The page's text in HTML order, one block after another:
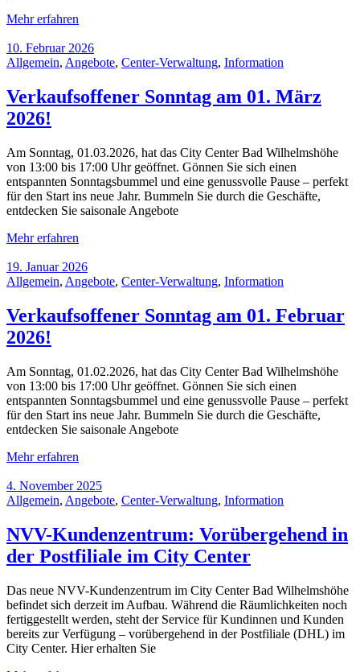
Mehr erfahren
10. Februar 2026
Allgemein, Angebote, Center-Verwaltung, Information
Verkaufsoffener Sonntag am 01. März
2026!
Am Sonntag, 01.03.2026, hat das City Center Bad Wilhelmshöhe
von 13:00 bis 17:00 Uhr geöffnet. Gönnen Sie sich einen
entspannten Sonntagsbummel und eine genussvolle Pause – perfekt
für den Start ins neue Jahr. Bummeln Sie durch die Geschäfte,
entdecken Sie saisonale Angebote
Mehr erfahren
19. Januar 2026
Allgemein, Angebote, Center-Verwaltung, Information
Verkaufsoffener Sonntag am 01. Februar
2026!
Am Sonntag, 01.02.2026, hat das City Center Bad Wilhelmshöhe
von 13:00 bis 17:00 Uhr geöffnet. Gönnen Sie sich einen
entspannten Sonntagsbummel und eine genussvolle Pause – perfekt
für den Start ins neue Jahr. Bummeln Sie durch die Geschäfte,
entdecken Sie saisonale Angebote
Mehr erfahren
4. November 2025
Allgemein, Angebote, Center-Verwaltung, Information
NVV-Kundenzentrum: Vorübergehend in
der Postfiliale im City Center
Das neue NVV-Kundenzentrum im City Center Bad Wilhelmshöhe
befindet sich derzeit im Aufbau. Während die Räumlichkeiten noch
fertiggestellt werden, steht der Service für Kundinnen und Kunden
bereits zur Verfügung – vorübergehend in der Postfiliale (DHL) im
City Center. Hier erhalten Sie